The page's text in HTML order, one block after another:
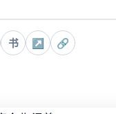
书 ↗ 🔗